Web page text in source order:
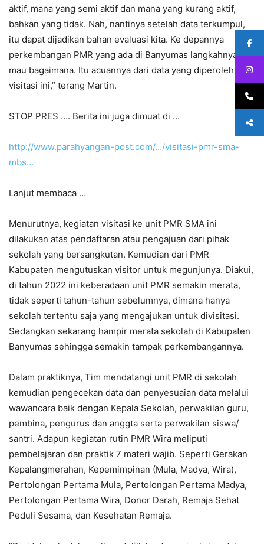
aktif, mana yang semi aktif dan mana yang kurang aktif,
bahkan yang tidak. Nah, nantinya setelah data terkumpul,
itu dapat dijadikan bahan evaluasi kita. Ke depannya
perkembangan PMR yang ada di Banyumas langkahnya
mau bagaimana. Itu acuannya dari data yang diperoleh dari
visitasi ini,” terang Martin.
STOP PRES …. Berita ini juga dimuat di …
http://www.parahyangan-post.com/…/visitasi-pmr-sma-
mbs…
Lanjut membaca …
Menurutnya, kegiatan visitasi ke unit PMR SMA ini
dilakukan atas pendaftaran atau pengajuan dari pihak
sekolah yang bersangkutan. Kemudian dari PMR
Kabupaten mengutuskan visitor untuk megunjunya. Diakui,
di tahun 2022 ini keberadaan unit PMR semakin merata,
tidak seperti tahun-tahun sebelumnya, dimana hanya
sekolah tertentu saja yang mengajukan untuk divisitasi.
Sedangkan sekarang hampir merata sekolah di Kabupaten
Banyumas sehingga semakin tampak perkembangannya.
Dalam praktiknya, Tim mendatangi unit PMR di sekolah
kemudian pengecekan data dan penyesuaian data melalui
wawancara baik dengan Kepala Sekolah, perwakilan guru,
pembina, pengurus dan anggta serta perwakilan siswa/
santri. Adapun kegiatan rutin PMR Wira meliputi
pembelajaran dan praktik 7 materi wajib. Seperti Gerakan
Kepalangmerahan, Kepemimpinan (Mula, Madya, Wira),
Pertolongan Pertama Mula, Pertolongan Pertama Madya,
Pertolongan Pertama Wira, Donor Darah, Remaja Sehat
Peduli Sesama, dan Kesehatan Remaja.